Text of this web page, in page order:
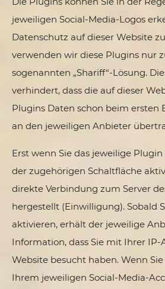
jeweiligen Social-Media-Logos
Datenschutz auf dieser Website
verwenden wir diese Plugins nur
sogenannten „Shariff“-Lösung.
verhindert, dass die auf dieser
Plugins Daten schon beim ersten
an den jeweiligen Anbieter
Erst wenn Sie das jeweilige
der zugehörigen Schaltfläche
direkte Verbindung zum Server
hergestellt (Einwilligung). Sobald
aktivieren, erhält der jeweilige
Information, dass Sie mit Ihrer IP-
Website besucht haben. Wenn
Ihrem jeweiligen Social-Media-